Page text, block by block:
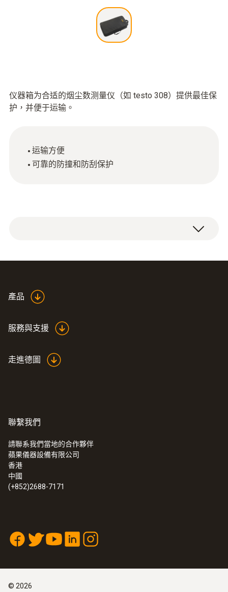
仪器箱为合适的烟尘数测量仪（如 testo 308）提供最佳保
护，并便于运输。
运输方便
可靠的防撞和防刮保护
用于烟尘分析仪的设备袋。
產品
服務與支援
走進德圖
聯繫我們
請聯系我們當地的合作夥伴
蘋果儀器設備有限公司
香港
中國
(+852)2688-7171
© 2026